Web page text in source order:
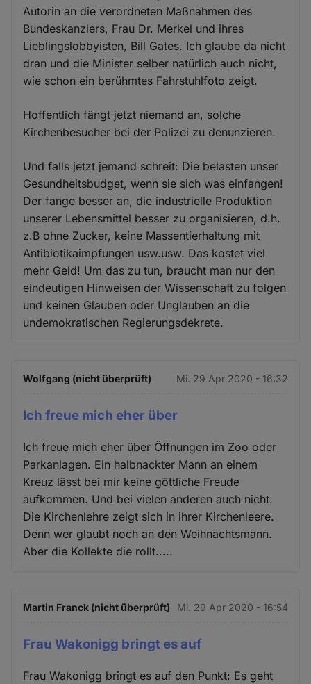
Autorin an die verordneten Maßnahmen des
Bundeskanzlers, Frau Dr. Merkel und ihres
Lieblingslobbyisten, Bill Gates. Ich glaube da nicht
dran und die Minister selber natürlich auch nicht,
wie schon ein berühmtes Fahrstuhlfoto zeigt.
Hoffentlich fängt jetzt niemand an, solche
Kirchenbesucher bei der Polizei zu denunzieren.
Und falls jetzt jemand schreit: Die belasten unser
Gesundheitsbudget, wenn sie sich was einfangen!
Der fange besser an, die industrielle Produktion
unserer Lebensmittel besser zu organisieren, d.h.
z.B ohne Zucker, keine Massentierhaltung mit
Antibiotikaimpfungen usw.usw. Das kostet viel
mehr Geld! Um das zu tun, braucht man nur den
eindeutigen Hinweisen der Wissenschaft zu folgen
und keinen Glauben oder Unglauben an die
undemokratischen Regierungsdekrete.
Wolfgang (nicht überprüft) Mi. 29 Apr 2020 - 16:32
Ich freue mich eher über
Ich freue mich eher über Öffnungen im Zoo oder
Parkanlagen. Ein halbnackter Mann an einem
Kreuz lässt bei mir keine göttliche Freude
aufkommen. Und bei vielen anderen auch nicht.
Die Kirchenlehre zeigt sich in ihrer Kirchenleere.
Denn wer glaubt noch an den Weihnachtsmann.
Aber die Kollekte die rollt.....
Martin Franck (nicht überprüft) Mi. 29 Apr 2020 - 16:54
Frau Wakonigg bringt es auf
Frau Wakonigg bringt es auf den Punkt: Es geht